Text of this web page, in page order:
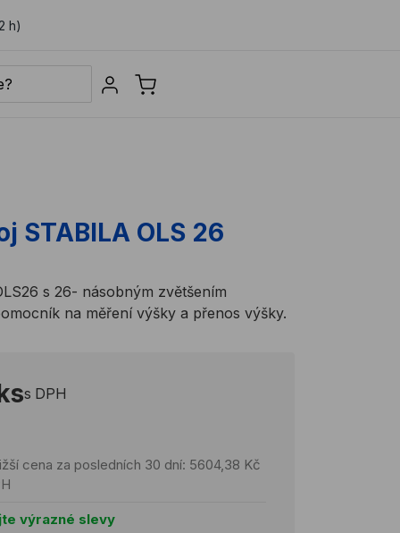
h)
Sign in
STABILA OLS 26
s 26- násobným zvětšením
na měření výšky a přenos výšky.
s DPH
cena za posledních 30 dní: 5604,38 Kč
výrazné slevy